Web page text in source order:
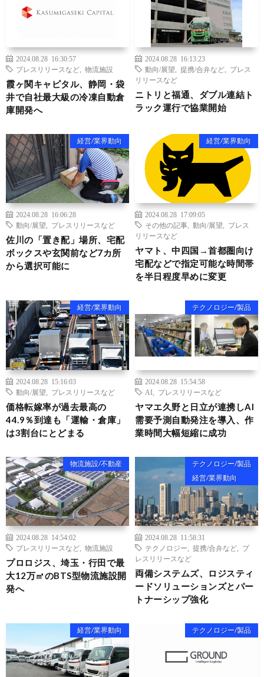
2024.08.28 16:30:57
プレスリリースなど
物流施設
霞ヶ関キャピタル、静岡・袋
井で自社最大級の冷凍自動倉
庫開発へ
2024.08.28 16:13:23
動向/展望
提携/合弁など
プレス
リリースなど
ニトリと福通、ダブル連結ト
ラック運行で協業開始
経営/業界動向
2024.08.28 16:06:28
動向/展望
プレスリリースなど
佐川の「置き配」場所、宅配
ボックスや玄関前など7カ所
から選択可能に
経営/業界動向
2024.08.28 17:09:05
その他の記事
動向/展望
プレス
リリースなど
ヤマト、中四国→首都圏向け
宅配などで指定可能な時間帯
を半日程度早めに変更
経営/業界動向
2024.08.28 15:16:03
動向/展望
プレスリリースなど
価格転嫁率が過去最高の
44.9％到達も「運輸・倉庫」
は3割台にとどまる
テクノロジー/製品
2024.08.28 15:54:58
AI
プレスリリースなど
ヤマエ久野と日立が連携しAI
需要予測自動発注を導入、作
業時間大幅短縮に成功
物流施設/不動産
2024.08.28 14:54:02
プレスリリースなど
物流施設
プロロジス、埼玉・行田で最
大12万㎡のBTS型物流施設開
発へ
テクノロジー/製品
経営/業界動向
2024.08.28 11:58:31
テクノロジー
提携/合弁など
プ
レスリリースなど
両備システムズ、ロジスティ
ードソリューションズとパー
トナーシップ強化
経営/業界動向 テクノロジー/製品